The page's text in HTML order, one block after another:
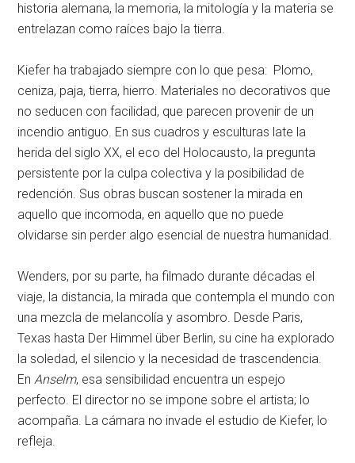
historia alemana, la memoria, la mitología y la materia se
entrelazan como raíces bajo la tierra.
Kiefer ha trabajado siempre con lo que pesa: Plomo,
ceniza, paja, tierra, hierro. Materiales no decorativos que
no seducen con facilidad, que parecen provenir de un
incendio antiguo. En sus cuadros y esculturas late la
herida del siglo XX, el eco del Holocausto, la pregunta
persistente por la culpa colectiva y la posibilidad de
redención. Sus obras buscan sostener la mirada en
aquello que incomoda, en aquello que no puede
olvidarse sin perder algo esencial de nuestra humanidad.
Wenders, por su parte, ha filmado durante décadas el
viaje, la distancia, la mirada que contempla el mundo con
una mezcla de melancolía y asombro. Desde Paris,
Texas hasta Der Himmel über Berlin, su cine ha explorado
la soledad, el silencio y la necesidad de trascendencia.
EnAnselm, esa sensibilidad encuentra un espejo
perfecto. El director no se impone sobre el artista; lo
acompaña. La cámara no invade el estudio de Kiefer, lo
refleja.